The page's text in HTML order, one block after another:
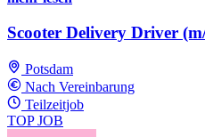
Scooter Delivery Driver
Potsdam
Nach Vereinbarung
Teilzeitjob
TOP JOB